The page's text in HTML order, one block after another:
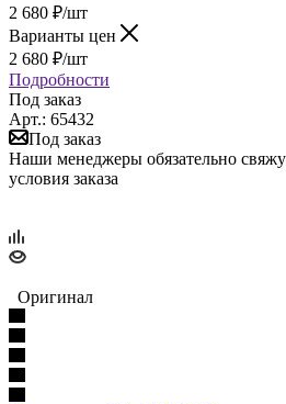
2 680 ₽/шт
Варианты цен
2 680 ₽/шт
Подробности
Под заказ
Арт.: 65432
Под заказ
Наши менеджеры обязательно
условия заказа
Оригинал